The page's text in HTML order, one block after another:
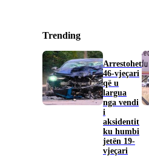
Trending
Arrestohet
46-vjeçari
që u
largua
nga vendi
i
aksidentit
ku humbi
jetën 19-
vjeçari